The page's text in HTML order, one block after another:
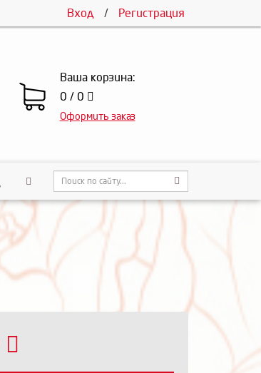
Вход / Регистрация
Ваша корзина:
0 / 0
Оформить заказ